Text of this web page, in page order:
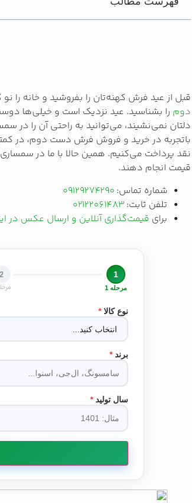
قبل از عید فرش کهنه‌تان را بفروشید و خانه را
دوم را بشناسید. عید نزدیک است و خیلی‌ها
دلتان نمی‌نشیند، می‌توانید به راحتی آن را
باتجربه در خرید و فروش فرش دست دوم، در
نقد پرداخت می‌کنیم. همین حالا با ما در
قیمت انجام دهند.
شماره تماس: 09129274290
تلفن ثابت: 02122061483
برای قیمت‌گذاری آنلاین و ارسال عکس در
1
مرحله 1
2
نوع کالا*
برند*
سال تولید*